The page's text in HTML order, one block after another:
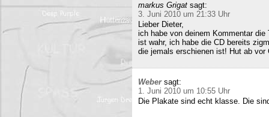
markus Grigat sagt:
3. Juni 2010 um 21:33 Uhr
Lieber Dieter,
ich habe von deinem Kommentar
ist wahr, ich habe die CD bereits
die jemals erschienen ist! Hut ab vor
Weber sagt:
1. Juni 2010 um 10:55 Uhr
Die Plakate sind echt klasse. Die